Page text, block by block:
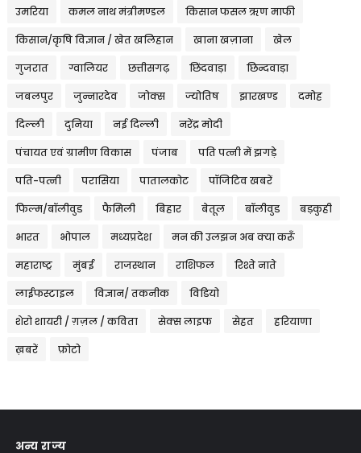
उमरिया कमल नाथ मंत्रीमण्डल किसान फसल ऋण माफी
किसान/कृषि विज्ञान / खेत खलिहान खाना खज़ाना खेल
गुजरात ग्वालियर छत्तीसगढ़ छिंदवाड़ा छिन्दवाड़ा
जबलपुर जुन्नारदेव जोक्स ज्योतिष झारखण्ड दमोह
दिल्ली दुनिया नई दिल्ली नरेंद्र मोदी
पंचायत एवं ग्रामीण विकास पंजाब पति पत्नी में झगड़े
पति-पत्नी परासिया पातालकोट पॉजिटिव खबरें
फिल्म/बॉलीवुड फैमिली बिहार बेतूल बॉलीवुड बड़कुही
भारत भोपाल मध्यप्रदेश मन की उलझन अब क्या करूँ
महाराष्ट्र मुंबई राजस्थान राशिफल रिश्ते नाते
लाईफस्टाइल विज्ञान/ तकनीक विडियो
शेरो शायरी / ग़ज़ल / कविता सेक्स लाइफ सेहत हरियाणा
ख़बरें फ़ोटो
अन्य राज्य